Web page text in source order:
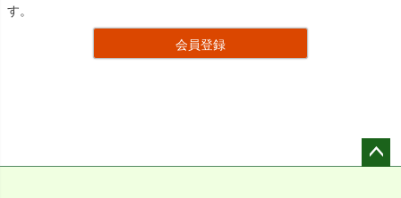
す。
会員登録